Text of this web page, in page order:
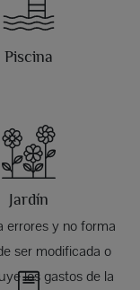
Piscina
Jardín
errores y no forma
ser modificada o
los gastos de la